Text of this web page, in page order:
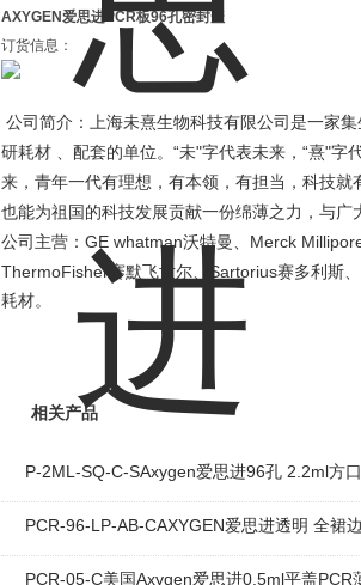
AXYGEN爱思进PCR板96孔密封盖
订货信息：
公司简介：上海未熹生物科技有限公司是一家集
研耗材 、配套的单位。 “未"字代表未来， “熹"字
来，青年一代有理想，有本领，有担当，科技就
也能为祖国的科技发展贡献一份绵薄之力，与广
公司主营： GE whatman沃特曼、 Merck
ThermoFisher 赛默飞世尔、 Sartorius赛多利斯、
耗材。
相关产品
P-2ML-SQ-C-SAxygen爱思进96孔 2.2ml方
PCR-96-LP-AB-CAXYGEN爱思进透明 全裙
PCR-05-C美国Axygen爱思进0.5ml平盖PCR